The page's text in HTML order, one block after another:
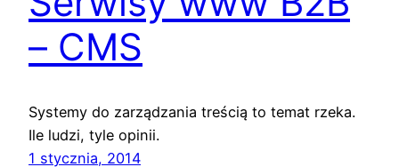
– CMS
Systemy do zarządzania treścią to temat rzeka.
Ile ludzi, tyle opinii.
1 stycznia, 2014